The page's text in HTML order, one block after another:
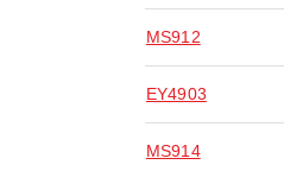
MS912
EY4903
MS914